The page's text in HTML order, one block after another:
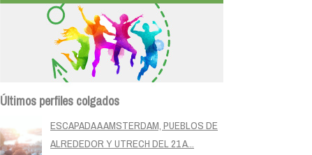
Últimos perfiles colgados
ESCAPADA A AMSTERDAM, PUEBLOS DE
ALREDEDOR Y UTRECH DEL 21 A...